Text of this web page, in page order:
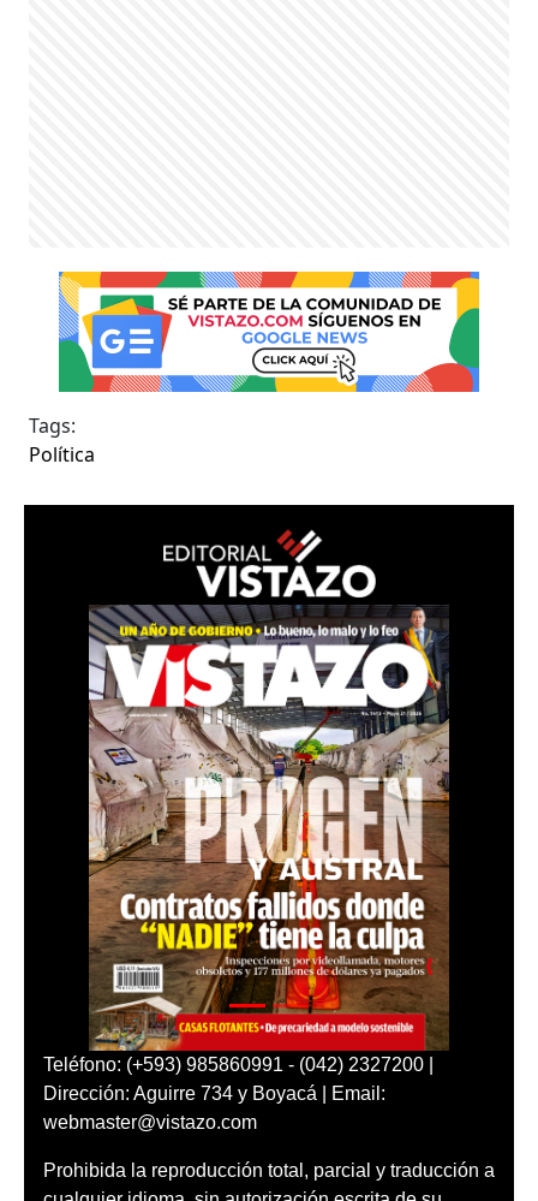
Tags:
Política
Teléfono: (+593) 985860991 - (042) 2327200 |
Dirección: Aguirre 734 y Boyacá | Email:
webmaster@vistazo.com
Prohibida la reproducción total, parcial y traducción a